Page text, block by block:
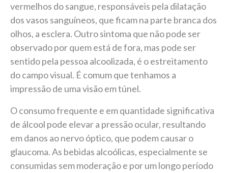
vermelhos do sangue, responsáveis pela dilatação
dos vasos sanguíneos, que ficam na parte branca dos
olhos, a esclera. Outro sintoma que não pode ser
observado por quem está de fora, mas pode ser
sentido pela pessoa alcoolizada, é o estreitamento
do campo visual. É comum que tenhamos a
impressão de uma visão em túnel.
O consumo frequente e em quantidade significativa
de álcool pode elevar a pressão ocular, resultando
em danos ao nervo óptico, que podem causar o
glaucoma. As bebidas alcoólicas, especialmente se
consumidas sem moderação e por um longo período